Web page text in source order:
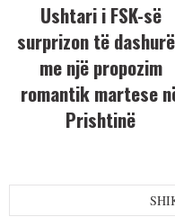
Ushtari i FSK-së
surprizon të
me një propozim
romantik martese
Prishtinë